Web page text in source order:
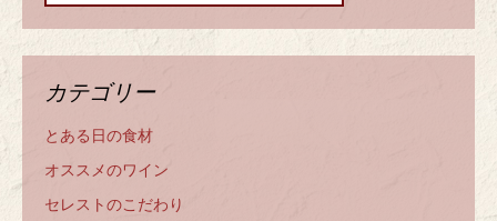
カテゴリー
とある日の食材
オススメのワイン
セレストのこだわり